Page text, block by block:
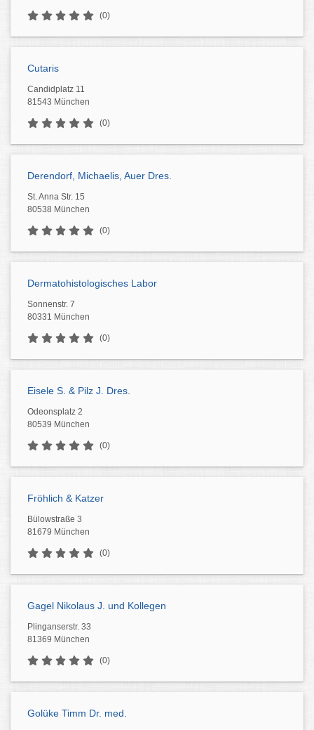
(0)
Cutaris
Candidplatz 11
81543 München
(0)
Derendorf, Michaelis, Auer Dres.
St. Anna Str. 15
80538 München
(0)
Dermatohistologisches Labor
Sonnenstr. 7
80331 München
(0)
Eisele S. & Pilz J. Dres.
Odeonsplatz 2
80539 München
(0)
Fröhlich & Katzer
Bülowstraße 3
81679 München
(0)
Gagel Nikolaus J. und Kollegen
Plinganserstr. 33
81369 München
(0)
Golüke Timm Dr. med.